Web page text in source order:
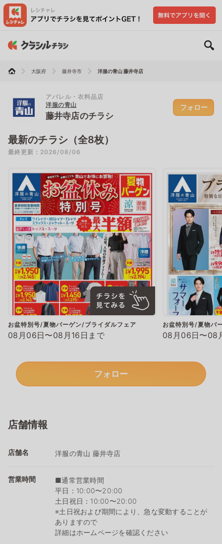
大阪府 藤井寺市 洋服の青山 藤井寺店
アパレル・衣料品店
洋服の青山
藤井寺店のチラシ
フォロー
最新のチラシ（全8枚）
最終更新：2026/08/06
お盆特別号/夏物バーゲン/ブライダルフェア
08月06日〜08月16日まで
お盆特別号/夏物バ
08月06日〜08
フォロー
店舗情報
店舗名 洋服の青山 藤井寺店
営業時間
■通常営業時間
平日：10:00〜20:00
土日祝日：10:00〜20:00
※土日祝および期間により、急な変動することが
ありますので
詳細はホームページを確認ください